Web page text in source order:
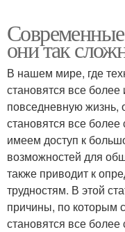
они так
В нашем мире, где
становятся все
повседневную
становятся все
имеем доступ к
возможностей для
также приводит к
трудностям. В этой
причины, по которым
становятся все